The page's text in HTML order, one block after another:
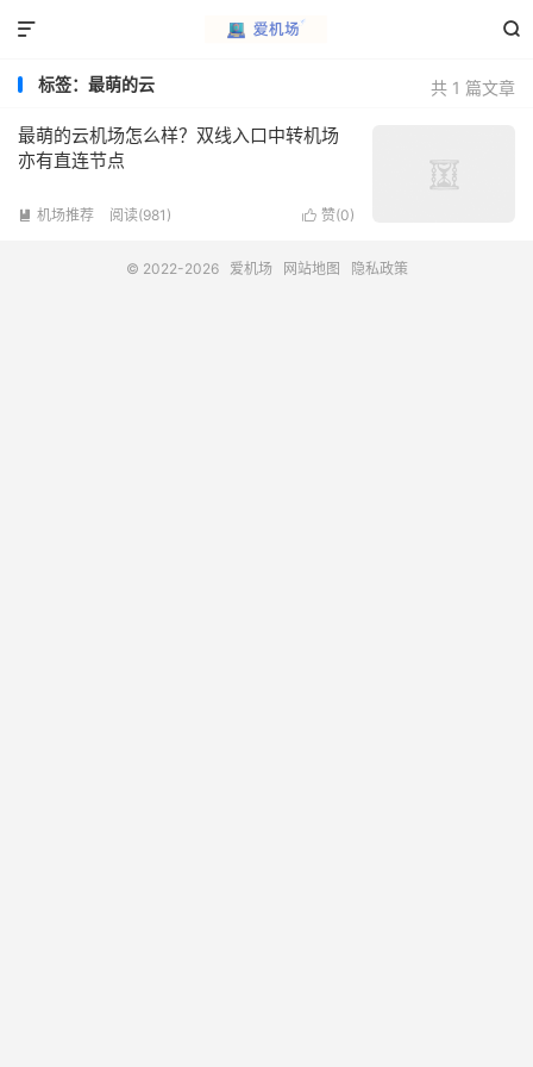


共 1 篇文章
标签：最萌的云
最萌的云机场怎么样？双线入口中转机场
亦有直连节点
 赞(0)
 机场推荐 阅读(981)
© 2022-2026 爱机场 网站地图 隐私政策